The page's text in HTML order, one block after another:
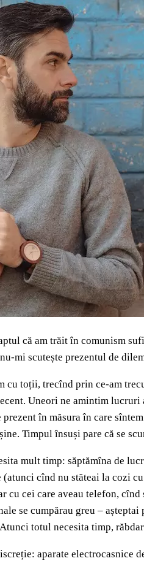
că am trăit în comunism
mi scutește prezentul de
cu toții, trecînd prin ce-am
Uneori ne amintim
în măsura în care
Timpul însuși pare că se
mult timp: săptămîna de
(atunci cînd nu stăteai la cozi
cei care aveau telefon,
se cumpărau greu –
totul necesita timp,
aparate electrocasnice